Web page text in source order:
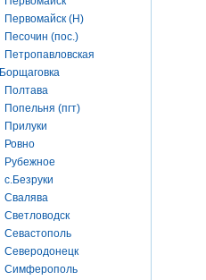
Первомайск (Н)
Песочин (пос.)
Петропавловская
Борщаговка
Полтава
Попельня (пгт)
Прилуки
Ровно
Рубежное
с.Безруки
Свалява
Светловодск
Севастополь
Северодонецк
Симферополь